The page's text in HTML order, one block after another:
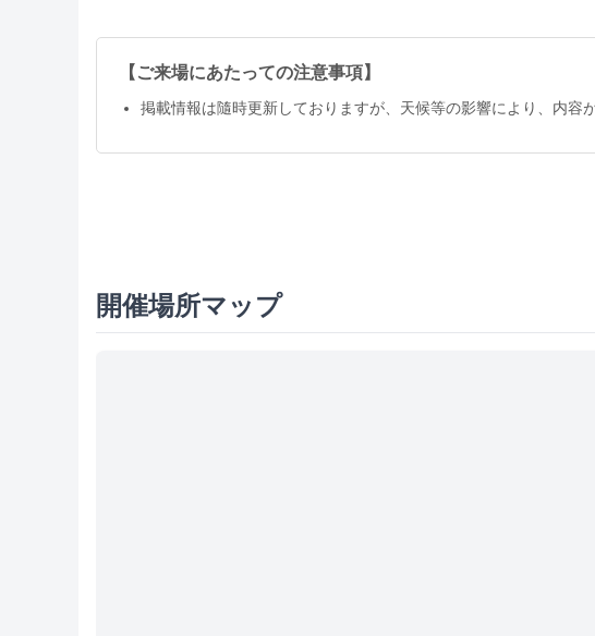
【ご来場にあたっての注意事項】
掲載情報は隨時更新しておりますが、天候等の影響により、内
開催場所マップ